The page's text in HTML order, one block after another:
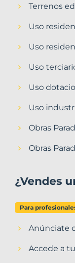
Terrenos
Uso
Uso
Uso
Uso
Uso
Obras
Obras
¿Vendes
Para
Anúnciate
Accede a